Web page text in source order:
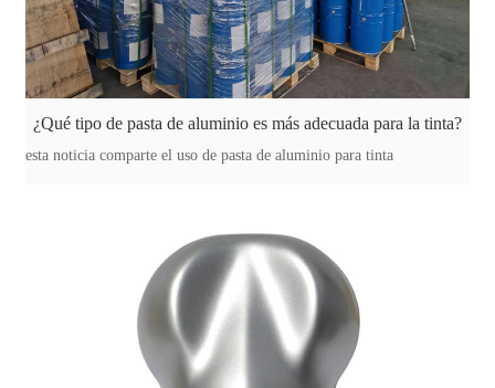
¿Qué tipo de pasta de aluminio es más adecuada para la tinta?
esta noticia comparte el uso de pasta de aluminio para tinta